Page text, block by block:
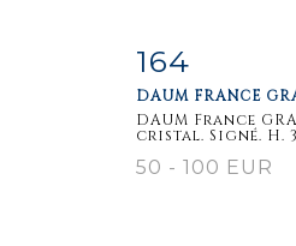
Item detail
164
DAUM FRANCE
DAUM France
cristal. Signé. H.
50 - 100 EUR